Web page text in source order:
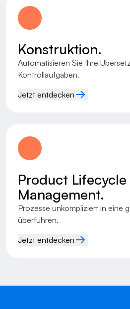
Konstruktion.
Automatisieren Sie Ihre
Kontrollaufgaben.
Jetzt entdecken
Product Lifecycle
Management.
Prozesse unkompliziert in eine
überführen.
Jetzt entdecken